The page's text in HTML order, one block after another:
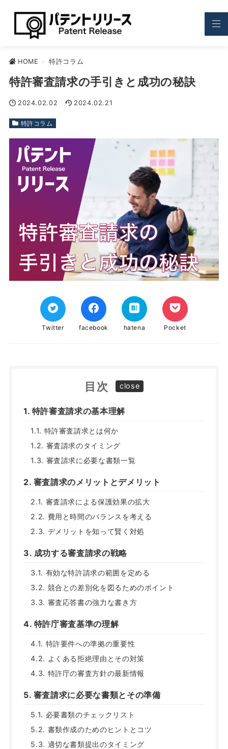
HOME > 特許コラム
特許審査請求の手引きと成功の秘訣
2024.02.02 2024.02.21
特許コラム
Twitter facebook hatena Pocket
目次
1. 特許審査請求の基本理解
1.1. 特許審査請求とは何か
1.2. 審査請求のタイミング
1.3. 審査請求に必要な書類一覧
2. 審査請求のメリットとデメリット
2.1. 審査請求による保護効果の拡大
2.2. 費用と時間のバランスを考える
2.3. デメリットを知って賢く対処
3. 成功する審査請求の戦略
3.1. 有効な特許請求の範囲を定める
3.2. 競合との差別化を図るためのポイント
3.3. 審査応答書の強力な書き方
4. 特許庁審査基準の理解
4.1. 特許要件への準拠の重要性
4.2. よくある拒絶理由とその対策
4.3. 特許庁の審査方針の最新情報
5. 審査請求に必要な書類とその準備
5.1. 必要書類のチェックリスト
5.2. 書類作成のためのヒントとコツ
5.3. 適切な書類提出のタイミング